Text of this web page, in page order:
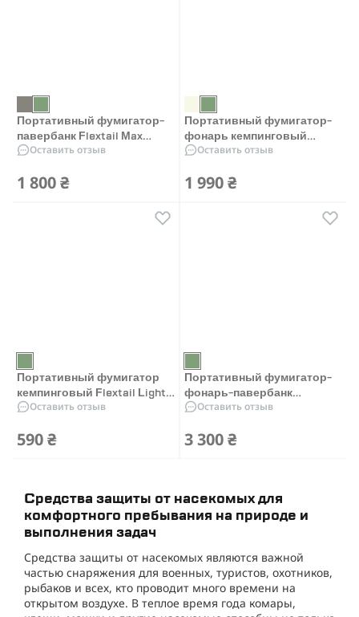
Портативный фумигатор-
павербанк Flextail Max
Repel S. Зелёный
Оставить отзыв
1 800 ₴
Портативный фумигатор-
фонарь кемпинговый
Flextail Tiny Repel S.
Оставить отзыв
1 990 ₴
Портативный фумигатор
кемпинговый Flextail Light
Repel. Зелёный
Оставить отзыв
590 ₴
Портативный фумигатор-
фонарь-павербанк
кемпинговый Flextail Evo
Оставить отзыв
3 300 ₴
Средства защиты от насекомых для
комфортного пребывания на природе и
выполнения задач
Средства защиты от насекомых являются важной
частью снаряжения для военных, туристов, охотников,
рыбаков и всех, кто проводит много времени на
открытом воздухе. В теплое время года комары,